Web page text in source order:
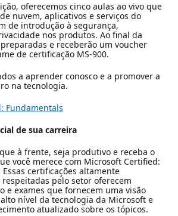
oferecemos cinco aulas ao vivo que
nuvem, aplicativos e serviços do
de introdução à segurança,
nos produtos. Ao final da
e receberão um voucher
de certificação MS-900.
a aprender conosco e a promover a
na tecnologia.
Fundamentals
de sua carreira
à frente, seja produtivo e receba o
você merece com Microsoft Certified:
Essas certificações altamente
pelo setor oferecem
e exames que fornecem uma visão
nível da tecnologia da Microsoft e
atualizado sobre os tópicos.